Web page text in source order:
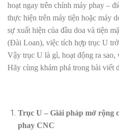
hoạt ngay trên chính máy phay –
thực hiện trên máy tiện hoặc máy
sự xuất hiện của đầu doa và tiện
(Đài Loan), việc tích hợp trục U trở
Vậy trục U là gì, hoạt động ra
Hãy cùng khám phá trong bài viết
Trục U – Giải pháp mở rộng
phay CNC